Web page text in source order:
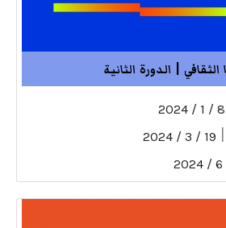
| الدورة الثانية
8 / 1 / 2024
19 / 3 / 2024